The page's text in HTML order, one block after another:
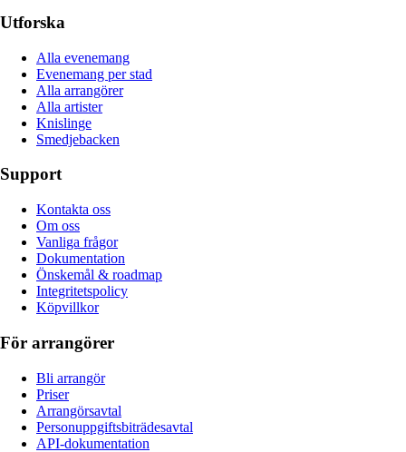
Utforska
Alla evenemang
Evenemang per stad
Alla arrangörer
Alla artister
Knislinge
Smedjebacken
Support
Kontakta oss
Om oss
Vanliga frågor
Dokumentation
Önskemål & roadmap
Integritetspolicy
Köpvillkor
För arrangörer
Bli arrangör
Priser
Arrangörsavtal
Personuppgiftsbiträdesavtal
API-dokumentation